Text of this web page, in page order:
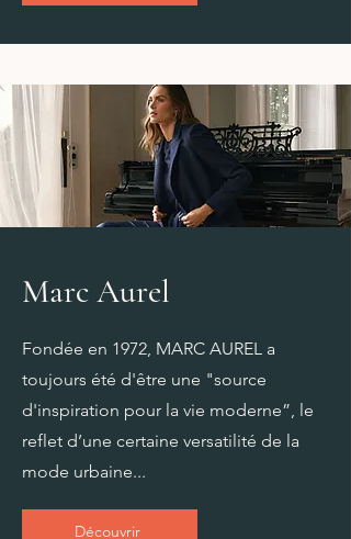
Marc Aurel
Fondée en 1972, MARC AUREL a
toujours été d'être une "source
d'inspiration pour la vie moderne”, le
reflet d’une certaine versatilité de la
mode urbaine...
Découvrir